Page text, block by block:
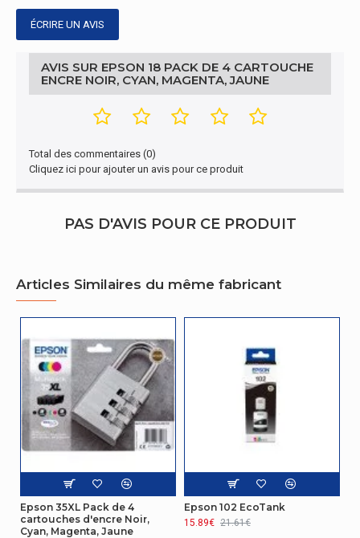
Technologie
Produits
compatibles
XP-30/ XP-102/ XP-202/ XP-205/ XP-212/ XP-225/
XP-302/ XP-305/ XP-312/ XP-315/ XP-322/ XP-
325/ XP-402/ XP-405/ XP-412/ XP-415/ XP-422/
XP-425
d'impression,
couleurs
Noir, Cyan, Magenta, Jaune
ÉCRIRE UN AVIS
AVIS SUR EPSON 18 PACK DE 4 CARTOUCHE
ENCRE NOIR, CYAN, MAGENTA, JAUNE
Total des commentaires (0)
Cliquez ici pour ajouter un avis pour ce produit
PAS D'AVIS POUR CE PRODUIT
Articles Similaires du même fabricant
Epson 35XL Pack de 4
cartouches d'encre Noir,
Cyan, Magenta, Jaune
Epson 102 EcoTank
15.89€ 21.61€